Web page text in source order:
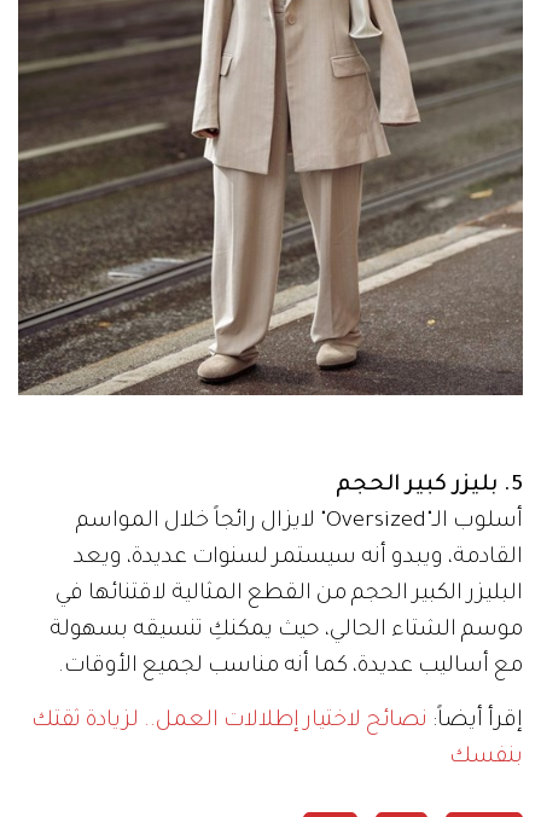
5. بليزر كبير الحجم
أسلوب الـ"Oversized" لايزال رائجاً خلال المواسم
القادمة، ويبدو أنه سيستمر لسنوات عديدة، ويعد
البليزر الكبير الحجم من القطع المثالية لاقتنائها في
موسم الشتاء الحالي، حيث يمكنكِ تنسيقه بسهولة
مع أساليب عديدة، كما أنه مناسب لجميع الأوقات.
إقرأ أيضاً: نصائح لاختيار إطلالات العمل.. لزيادة ثقتك
بنفسك